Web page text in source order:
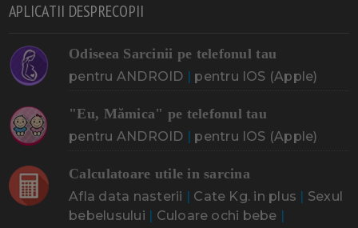
APLICATII DESPRECOPII
Odiseea Sarcinii pe telefonul tau
pentru ANDROID | pentru IOS (Apple)
"Eu, Mămica" pe telefonul tau
pentru ANDROID | pentru IOS (Apple)
Calculatoare utile in sarcina
Afla data nasterii | Cate Kg. in plus | Sexul
bebelusului | Culoare ochi bebe |